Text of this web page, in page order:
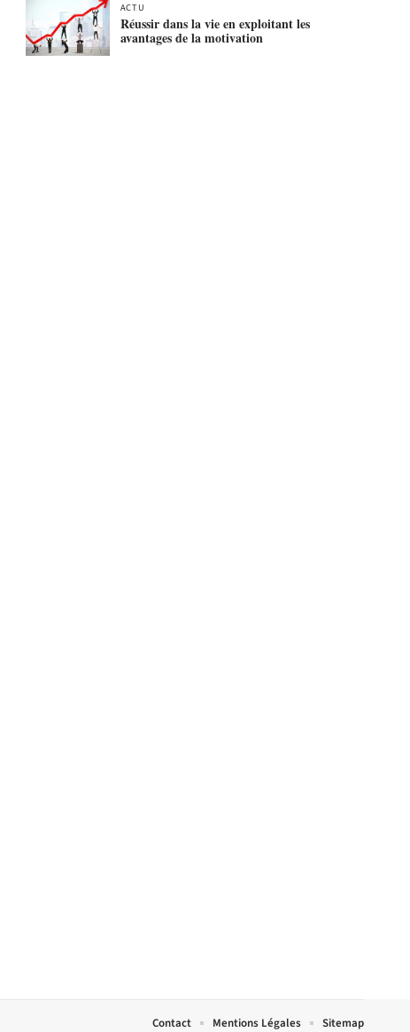
ACTU
Réussir dans la vie en exploitant les
avantages de la motivation
Contact Mentions Légales Sitemap